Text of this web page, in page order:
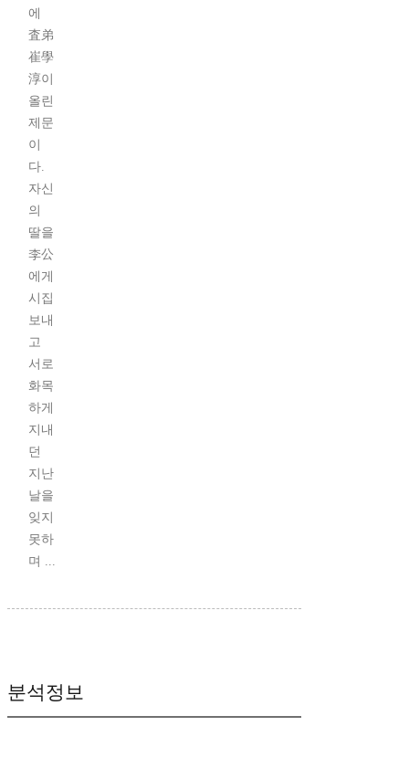
에
査弟
崔學
淳이
올린
제문
이
다.
자신
의
딸을
李公
에게
시집
보내
고
서로
화목
하게
지내
던
지난
날을
잊지
못하
며 ...
분석정보